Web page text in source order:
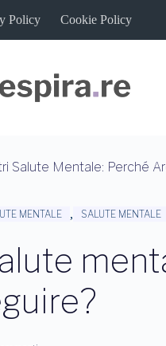
Policy Cookie Policy
MENTALE , SALUTE MENTALE